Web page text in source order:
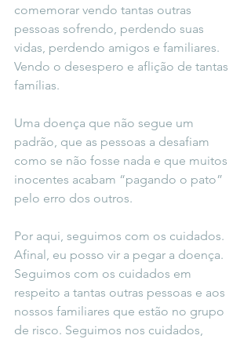
comemorar vendo tantas outras
pessoas sofrendo, perdendo suas
vidas, perdendo amigos e familiares.
Vendo o desespero e aflição de tantas
famílias.
Uma doença que não segue um
padrão, que as pessoas a desafiam
como se não fosse nada e que muitos
inocentes acabam “pagando o pato”
pelo erro dos outros.
Por aqui, seguimos com os cuidados.
Afinal, eu posso vir a pegar a doença.
Seguimos com os cuidados em
respeito a tantas outras pessoas e aos
nossos familiares que estão no grupo
de risco. Seguimos nos cuidados,